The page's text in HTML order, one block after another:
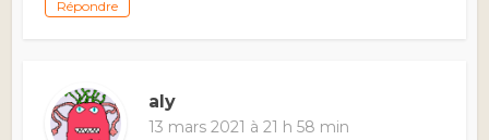
Répondre
aly
13 mars 2021 à 21 h 58 min